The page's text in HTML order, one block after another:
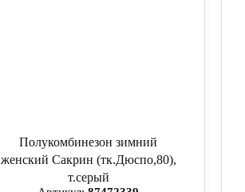
Полукомбинезон зимний
женский Сакрин (тк.Дюспо,80),
т.серый